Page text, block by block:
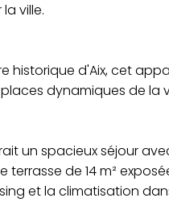
ville.
historique d'Aix, cet
dynamiques de la
un spacieux séjour
terrasse de 14 m²
et la climatisation